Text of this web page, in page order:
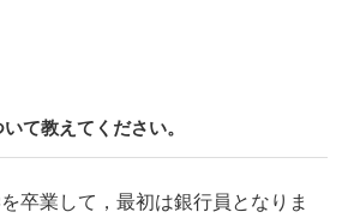
て教えてください。
卒業して，最初は銀行員となりま